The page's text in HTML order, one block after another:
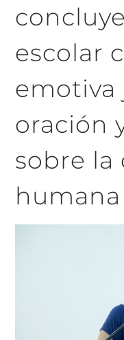
escolar
emotiva
oración
sobre la
humana